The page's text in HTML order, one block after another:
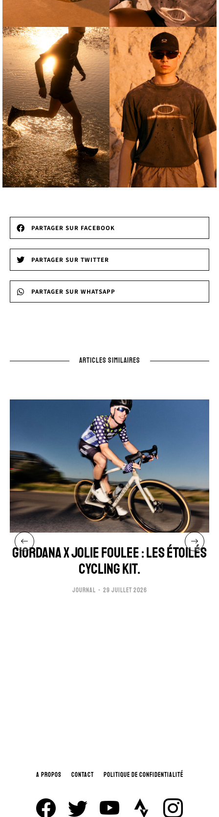
PARTAGER SUR FACEBOOK
PARTAGER SUR TWITTER
PARTAGER SUR WHATSAPP
ARTICLES SIMILAIRES
GIORDANA x JOLIE FOULEE : LES ÉTOILÉS
CYCLING KIT.
JOURNAL 29 JUILLET 2026
A PROPOS CONTACT POLITIQUE DE CONFIDENTIALITÉ